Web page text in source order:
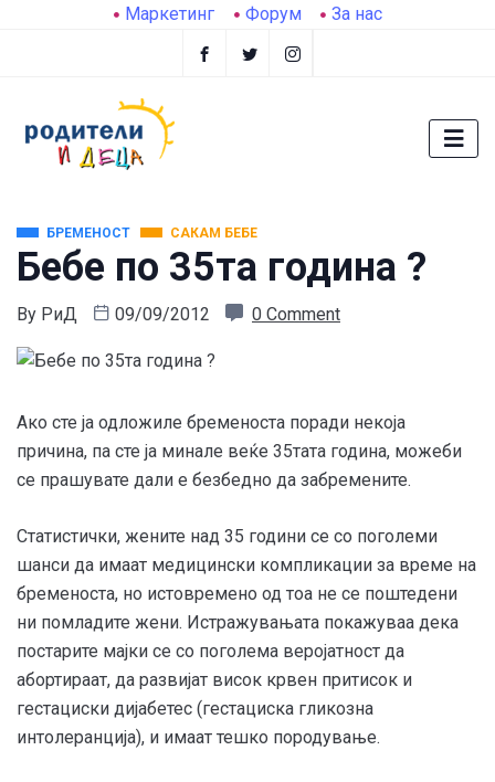
Маркетинг Форум За нас
БРЕМЕНОСТ САКАМ БЕБЕ
Бебе по 35та година ?
By РиД 09/09/2012 0 Comment
Ако сте ја одложиле бременоста поради некоја
причина, па сте ја минале веќе 35тата година, можеби
се прашувате дали е безбедно да забремените.
Статистички, жените над 35 години се со поголеми
шанси да имаат медицински компликации за време на
бременоста, но истовремено од тоа не се поштедени
ни помладите жени. Истражувањата покажуваа дека
постарите мајки се со поголема веројатност да
абортираат, да развијат висок крвен притисок и
гестациски дијабетес (гестациска гликозна
интолеранција), и имаат тешко породување.